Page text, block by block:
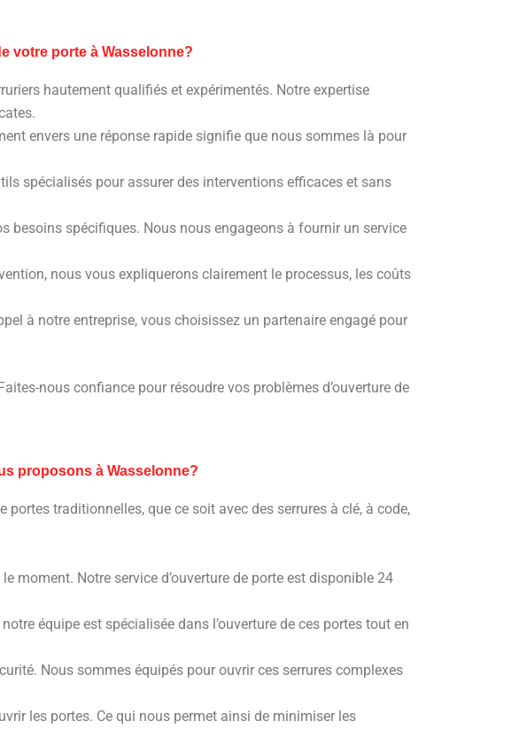
votre porte à Wasselonne?
hautement qualifiés et expérimentés. Notre expertise
envers une réponse rapide signifie que nous sommes là pour
spécialisés pour assurer des interventions efficaces et sans
besoins spécifiques. Nous nous engageons à fournir un service
nous vous expliquerons clairement le processus, les coûts
à notre entreprise, vous choisissez un partenaire engagé pour
nous confiance pour résoudre vos problèmes d’ouverture de
proposons à Wasselonne?
portes traditionnelles, que ce soit avec des serrures à clé, à code,
moment. Notre service d’ouverture de porte est disponible 24
équipe est spécialisée dans l’ouverture de ces portes tout en
Nous sommes équipés pour ouvrir ces serrures complexes
les portes. Ce qui nous permet ainsi de minimiser les